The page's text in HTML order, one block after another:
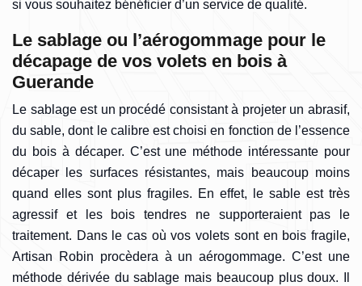
si vous souhaitez bénéficier d’un service de qualité.
Le sablage ou l’aérogommage pour le
décapage de vos volets en bois à
Guerande
Le sablage est un procédé consistant à projeter un abrasif,
du sable, dont le calibre est choisi en fonction de l’essence
du bois à décaper. C’est une méthode intéressante pour
décaper les surfaces résistantes, mais beaucoup moins
quand elles sont plus fragiles. En effet, le sable est très
agressif et les bois tendres ne supporteraient pas le
traitement. Dans le cas où vos volets sont en bois fragile,
Artisan Robin procèdera à un aérogommage. C’est une
méthode dérivée du sablage mais beaucoup plus doux. Il